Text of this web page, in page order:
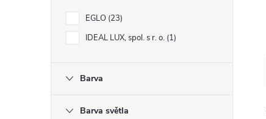
EGLO 23
IDEAL LUX, spol. s r. o. 1
Barva
Barva světla